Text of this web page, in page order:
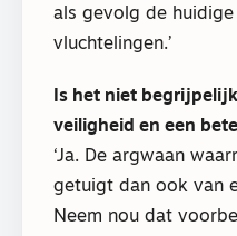
als gevolg de
vluchtelingen.’
Is het niet
veiligheid en een
‘Ja. De argwaan
getuigt dan ook van
Neem nou dat